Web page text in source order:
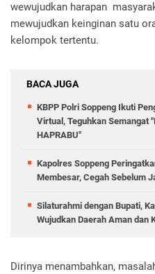
wewujudkan harapan
mewujudkan keinginan satu
kelompok tertentu.
BACA JUGA
KBPP Polri Soppeng Ikuti
Virtual, Teguhkan Semangat
HAPRABU"
Kapolres Soppeng
Membesar, Cegah Sebelum
Silaturahmi dengan Bupati,
Wujudkan Daerah Aman dan
Dirinya menambahkan,